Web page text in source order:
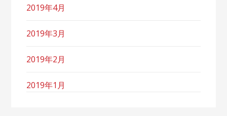
2019年4月
2019年3月
2019年2月
2019年1月